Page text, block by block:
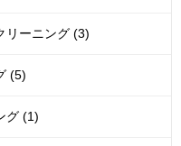
リーニング (3)
(5)
グ (1)